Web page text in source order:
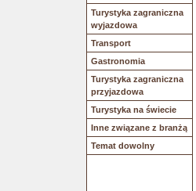
Turystyka zagraniczna
wyjazdowa
Transport
Gastronomia
Turystyka zagraniczna
przyjazdowa
Turystyka na świecie
Inne związane z branżą
Temat dowolny